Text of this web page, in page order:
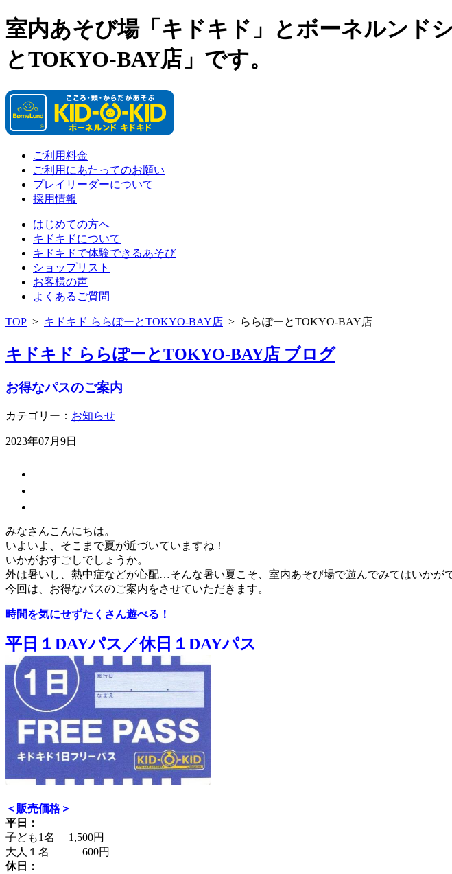
室内あそび場「キドキド」とボーネルンド
とTOKYO-BAY店」です。
ご利用料金
ご利用にあたってのお願い
プレイリーダーについて
採用情報
はじめての方へ
キドキドについて
キドキドで体験できるあそび
ショップリスト
お客様の声
よくあるご質問
TOP > キドキド ららぽーとTOKYO-BAY店 > ららぽーとTOKYO-BAY店
キドキド ららぽーとTOKYO-BAY店 ブログ
お得なパスのご案内
カテゴリー： お知らせ
2023年07月9日
みなさんこんにちは。
いよいよ、そこまで夏が近づいていますね！
いかがおすごしでしょうか。
外は暑いし、熱中症などが心配…そんな暑い夏こそ、室内あそび場で遊んでみてはいかが
今回は、お得なパスのご案内をさせていただきます。
時間を気にせずたくさん遊べる！
平日１DAYパス／休日１DAYパス
＜販売価格＞
平日：
子ども1名 1,500円
大人１名 600円
休日：